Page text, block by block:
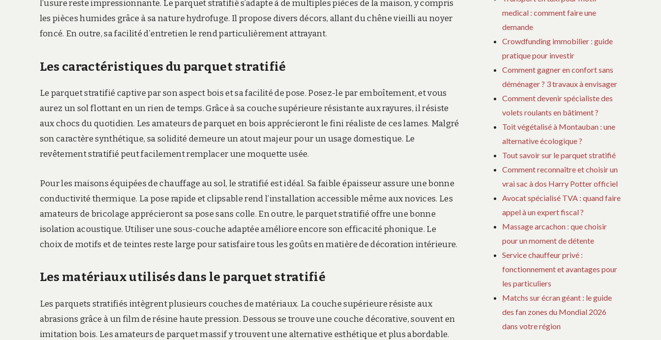
l’usure reste impressionnante. Le parquet stratifié s’adapte à de multiples pièces de la maison, y compris
les pièces humides grâce à sa nature hydrofuge. Il propose divers décors, allant du chêne vieilli au noyer
foncé. En outre, sa facilité d’entretien le rend particulièrement attrayant.
Les caractéristiques du parquet stratifié
Le parquet stratifié captive par son aspect bois et sa facilité de pose. Posez-le par emboîtement, et vous
aurez un sol flottant en un rien de temps. Grâce à sa couche supérieure résistante aux rayures, il résiste
aux chocs du quotidien. Les amateurs de parquet en bois apprécieront le fini réaliste de ces lames. Malgré
son caractère synthétique, sa solidité demeure un atout majeur pour un usage domestique. Le
revêtement stratifié peut facilement remplacer une moquette usée.
Pour les maisons équipées de chauffage au sol, le stratifié est idéal. Sa faible épaisseur assure une bonne
conductivité thermique. La pose rapide et clipsable rend l’installation accessible même aux novices. Les
amateurs de bricolage apprécieront sa pose sans colle. En outre, le parquet stratifié offre une bonne
isolation acoustique. Utiliser une sous-couche adaptée améliore encore son efficacité phonique. Le
choix de motifs et de teintes reste large pour satisfaire tous les goûts en matière de décoration intérieure.
Les matériaux utilisés dans le parquet stratifié
Les parquets stratifiés intègrent plusieurs couches de matériaux. La couche supérieure résiste aux
abrasions grâce à un film de résine haute pression. Dessous se trouve une couche décorative, souvent en
imitation bois. Les amateurs de parquet massif y trouvent une alternative esthétique et plus abordable.
medical : comment faire une
demande
Crowdfunding immobilier : guide
pratique pour investir
Comment gagner en confort sans
déménager ? 3 travaux à envisager
Comment devenir spécialiste des
volets roulants en bâtiment ?
Toit végétalisé à Montauban : une
alternative écologique ?
Tout savoir sur le parquet stratifié
Comment reconnaître et choisir un
vrai sac à dos Harry Potter officiel
Avocat spécialisé TVA : quand faire
appel à un expert fiscal ?
Massage arcachon : que choisir
pour un moment de détente
Service chauffeur privé :
fonctionnement et avantages pour
les particuliers
Matchs sur écran géant : le guide
des fan zones du Mondial 2026
dans votre région